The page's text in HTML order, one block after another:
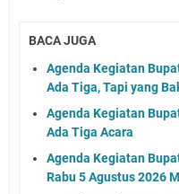
BACA JUGA
Agenda Kegiatan
Ada Tiga, Tapi yang
Agenda Kegiatan
Ada Tiga Acara
Agenda Kegiatan
Rabu 5 Agustus 2026